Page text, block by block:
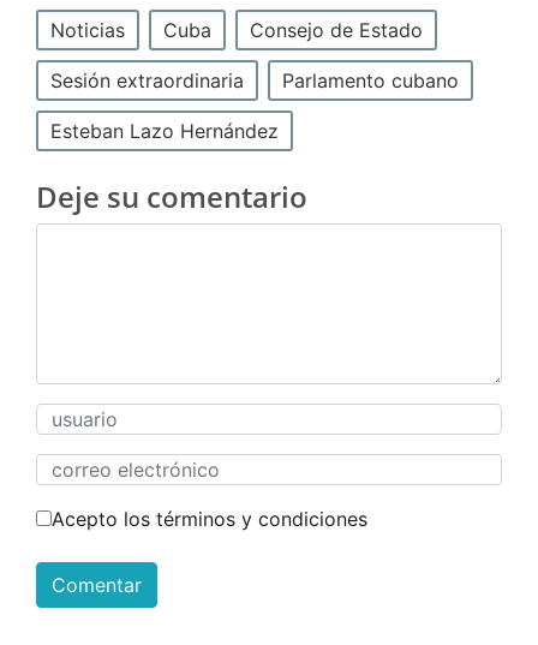
Noticias Cuba Consejo de Estado
Sesión extraordinaria Parlamento cubano
Esteban Lazo Hernández
Deje su comentario
Acepto los términos y condiciones
Comentar